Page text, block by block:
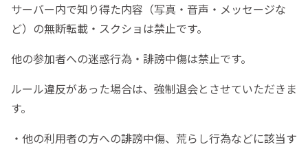
サーバー内で知り得た内容（写真・音声・メッセージな
ど）の無断転載・スクショは禁止です。
他の参加者への迷惑行為・誹謗中傷は禁止です。
ルール違反があった場合は、強制退会とさせていただきま
す。
・他の利用者の方への誹謗中傷、荒らし行為などに該当す